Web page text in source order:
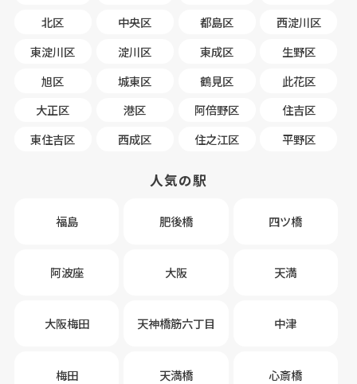
北区
中央区 都島区
西淀川区
東淀川区
淀川区 東成区
生野区
旭区
城東区 鶴見区
此花区
大正区
港区 阿倍野区
住吉区
東住吉区
西成区 住之江区 平野区
人気の駅
福島 肥後橋 四ツ橋
阿波座 大阪 天満
大阪梅田 天神橋筋六丁目 中津
梅田 天満橋 心斎橋